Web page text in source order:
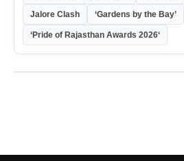
Jalore Clash ‘Gardens by the Bay’
‘Pride of Rajasthan Awards 2026‘